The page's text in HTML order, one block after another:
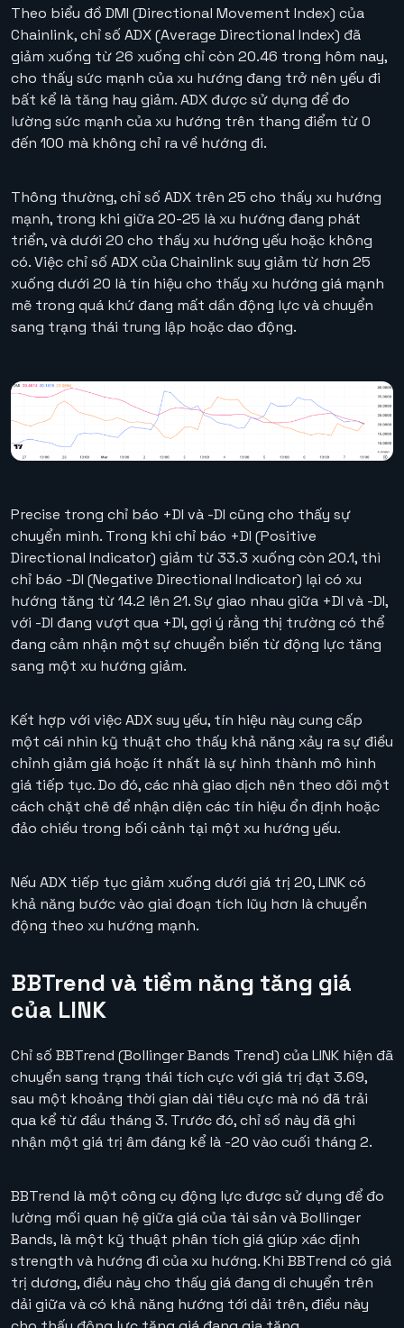
Theo biểu đồ DMI (Directional Movement Index) của
Chainlink, chỉ số ADX (Average Directional Index) đã
giảm xuống từ 26 xuống chỉ còn 20.46 trong hôm nay,
cho thấy sức mạnh của xu hướng đang trở nên yếu đi
bất kể là tăng hay giảm. ADX được sử dụng để đo
lường sức mạnh của xu hướng trên thang điểm từ 0
đến 100 mà không chỉ ra về hướng đi.
Thông thường, chỉ số ADX trên 25 cho thấy xu hướng
mạnh, trong khi giữa 20-25 là xu hướng đang phát
triển, và dưới 20 cho thấy xu hướng yếu hoặc không
có. Việc chỉ số ADX của Chainlink suy giảm từ hơn 25
xuống dưới 20 là tín hiệu cho thấy xu hướng giá mạnh
mẽ trong quá khứ đang mất dần động lực và chuyển
sang trạng thái trung lập hoặc dao động.
Precise trong chỉ báo +DI và -DI cũng cho thấy sự
chuyển mình. Trong khi chỉ báo +DI (Positive
Directional Indicator) giảm từ 33.3 xuống còn 20.1, thì
chỉ báo -DI (Negative Directional Indicator) lại có xu
hướng tăng từ 14.2 lên 21. Sự giao nhau giữa +DI và -DI,
với -DI đang vượt qua +DI, gợi ý rằng thị trường có thể
đang cảm nhận một sự chuyển biến từ động lực tăng
sang một xu hướng giảm.
Kết hợp với việc ADX suy yếu, tín hiệu này cung cấp
một cái nhìn kỹ thuật cho thấy khả năng xảy ra sự điều
chỉnh giảm giá hoặc ít nhất là sự hình thành mô hình
giá tiếp tục. Do đó, các nhà giao dịch nên theo dõi một
cách chặt chẽ để nhận diện các tín hiệu ổn định hoặc
đảo chiều trong bối cảnh tại một xu hướng yếu.
Nếu ADX tiếp tục giảm xuống dưới giá trị 20, LINK có
khả năng bước vào giai đoạn tích lũy hơn là chuyển
động theo xu hướng mạnh.
BBTrend và tiềm năng tăng giá
của LINK
Chỉ số BBTrend (Bollinger Bands Trend) của LINK hiện đã
chuyển sang trạng thái tích cực với giá trị đạt 3.69,
sau một khoảng thời gian dài tiêu cực mà nó đã trải
qua kể từ đầu tháng 3. Trước đó, chỉ số này đã ghi
nhận một giá trị âm đáng kể là -20 vào cuối tháng 2.
BBTrend là một công cụ động lực được sử dụng để đo
lường mối quan hệ giữa giá của tài sản và Bollinger
Bands, là một kỹ thuật phân tích giá giúp xác định
strength và hướng đi của xu hướng. Khi BBTrend có giá
trị dương, điều này cho thấy giá đang di chuyển trên
dải giữa và có khả năng hướng tới dải trên, điều này